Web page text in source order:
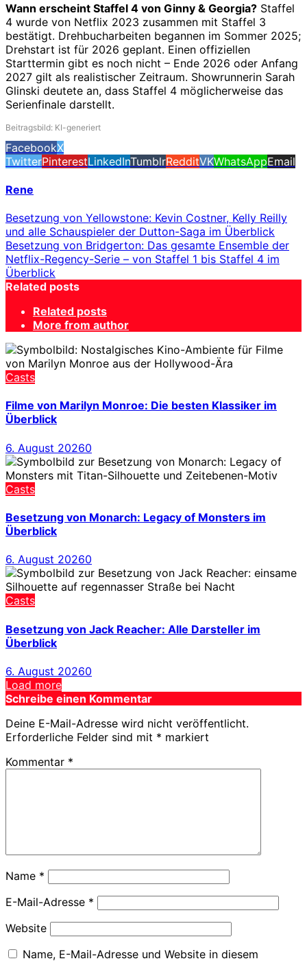
Wann erscheint Staffel 4 von Ginny & Georgia? Staffel
4 wurde von Netflix 2023 zusammen mit Staffel 3
bestätigt. Drehbucharbeiten begannen im Sommer 2025;
Drehstart ist für 2026 geplant. Einen offiziellen
Starttermin gibt es noch nicht – Ende 2026 oder Anfang
2027 gilt als realistischer Zeitraum. Showrunnerin Sarah
Glinski deutete an, dass Staffel 4 möglicherweise das
Serienfinale darstellt.
Beitragsbild: KI-generiert
FacebookX
TwitterPinterestLinkedInTumblrRedditVKWhatsAppEmail
Rene
Besetzung von Yellowstone: Kevin Costner, Kelly Reilly
und alle Schauspieler der Dutton-Saga im Überblick
Besetzung von Bridgerton: Das gesamte Ensemble der
Netflix-Regency-Serie – von Staffel 1 bis Staffel 4 im
Überblick
Related posts
Related posts
More from author
Casts
Filme von Marilyn Monroe: Die besten Klassiker im
Überblick
6. August 20260
Casts
Besetzung von Monarch: Legacy of Monsters im
Überblick
6. August 20260
Casts
Besetzung von Jack Reacher: Alle Darsteller im
Überblick
6. August 20260
Load more
Schreibe einen Kommentar
Deine E-Mail-Adresse wird nicht veröffentlicht.
Erforderliche Felder sind mit * markiert
Kommentar *
Name *
E-Mail-Adresse *
Website
Name, E-Mail-Adresse und Website in diesem